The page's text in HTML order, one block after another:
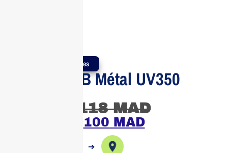
Produits Authentiques
ADATA USB Métal UV350
118MAD
100 MAD
➔